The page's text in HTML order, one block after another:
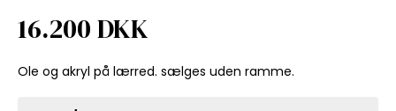
16.200 DKK
Ole og akryl på lærred. sælges uden ramme.